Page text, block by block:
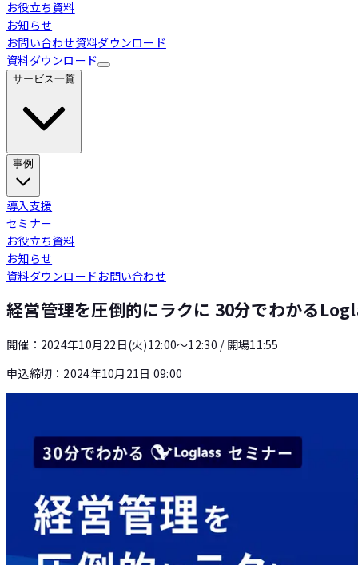
お役立ち資料
お知らせ
お問い合わせ資料ダウンロード
資料ダウンロード
サービス一覧
Loglass 経営管理
Loglass 人員計画
Loglass 設備投資計画
事例
導入事例
導入支援
セミナー
お役立ち資料
お知らせ
資料ダウンロードお問い合わせ
経営管理を圧倒的にラクに 30分でわかる
開催： 2024年10月22日(火)12:00〜12:30 / 開場11:55
申込締切： 2024年10月21日 09:00